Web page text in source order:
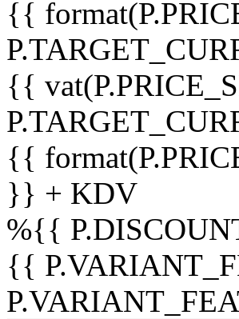
{{
{{
{{
}} + KDV
%{{
{{